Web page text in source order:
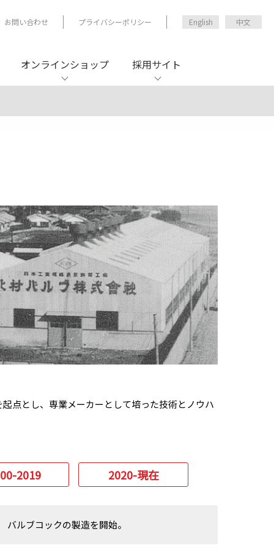
オンラインショップ 採用サイト
お問い合わせ プライバシーポリシー English 中文
点とし、専業メーカーとして培った技術とノウハ
ルブコックの製造を開始。
2019 2020-現在